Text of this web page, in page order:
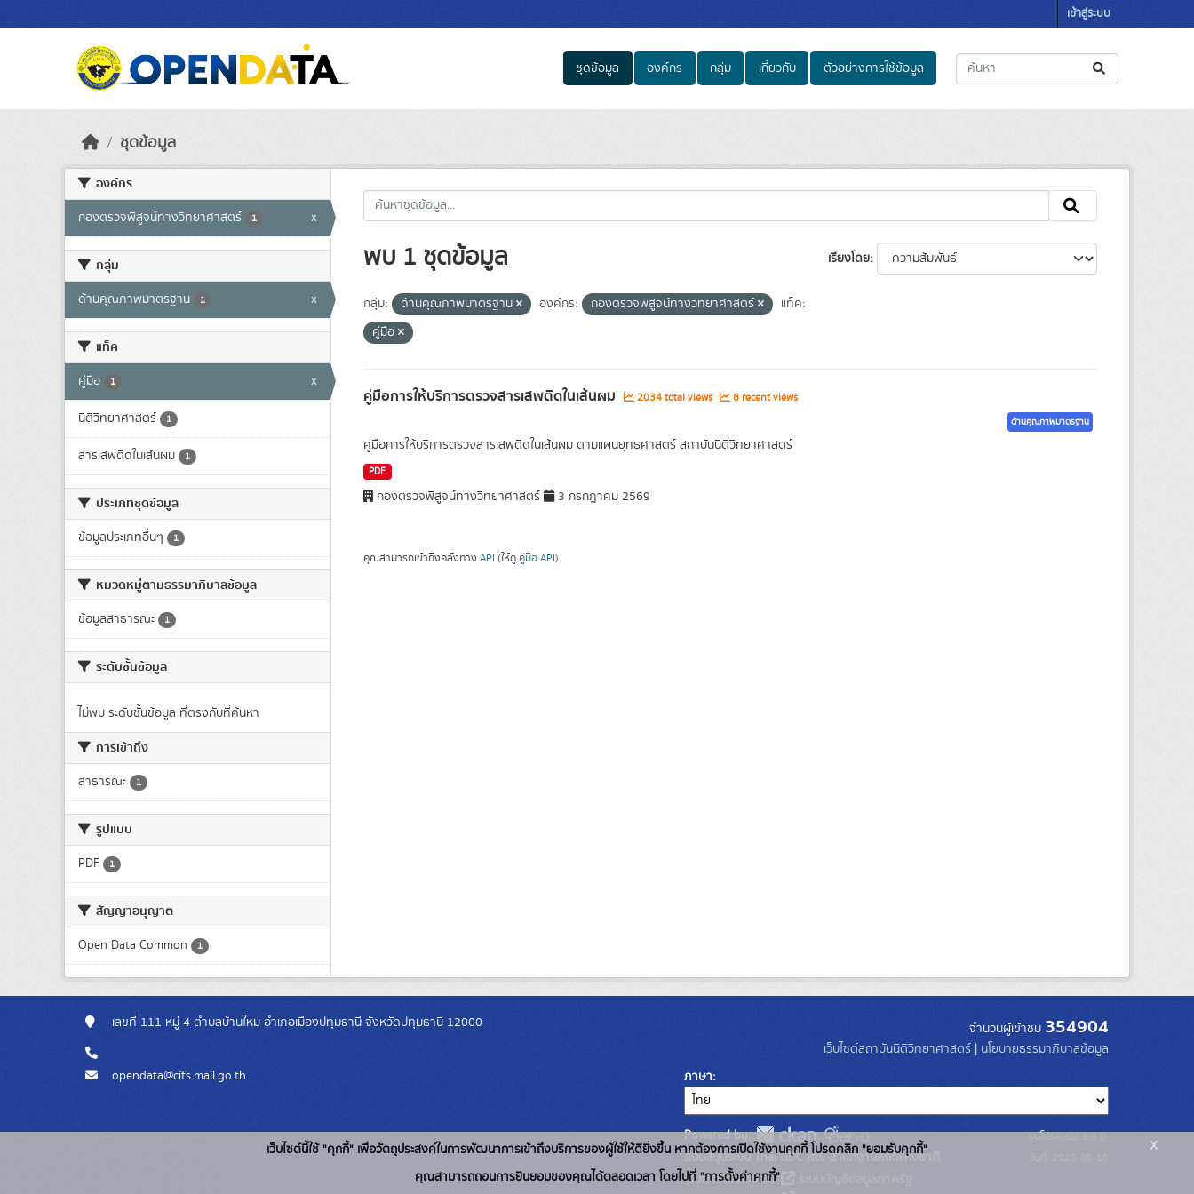
เข้าสู่ระบบ
ชุดข้อมูล องค์กร กลุ่ม เกี่ยวกับ ตัวอย่างการใช้ข้อมูล
ชุดข้อมูล
องค์กร
กองตรวจพิสูจน์ทางวิทยาศาสตร์ 1 x
กลุ่ม
ด้านคุณภาพมาตรฐาน 1 x
แท็ค
คู่มือ 1 x
นิติวิทยาศาสตร์ 1
สารเสพติดในเส้นผม 1
ประเภทชุดข้อมูล
ข้อมูลประเภทอื่นๆ 1
หมวดหมู่ตามธรรมาภิบาลข้อมูล
ข้อมูลสาธารณะ 1
ระดับชั้นข้อมูล
ไม่พบ ระดับชั้นข้อมูล ที่ตรงกับที่ค้นหา
การเข้าถึง
สาธารณะ 1
รูปแบบ
PDF 1
สัญญาอนุญาต
Open Data Common 1
เรียงโดย
พบ 1 ชุดข้อมูล
กลุ่ม: ด้านคุณภาพมาตรฐาน องค์กร: กองตรวจพิสูจน์ทางวิทยาศาสตร์
แท็ค:
คู่มือ
คู่มือการให้บริการตรวจสารเสพติดในเส้นผม 2034 total views 8 recent views
ด้านคุณภาพมาตรฐาน
คู่มือการให้บริการตรวจสารเสพติดในเส้นผม ตามแผนยุทธศาสตร์ สถาบันนิติวิทยาศาสตร์
PDF
กองตรวจพิสูจน์ทางวิทยาศาสตร์ 3 กรกฎาคม 2569
คุณสามารถเข้าถึงคลังทาง API (ให้ดู คู่มือ API).
เลขที่ 111 หมู่ 4 ตำบลบ้านใหม่ อำเภอเมืองปทุมธานี จังหวัดปทุมธานี 12000
opendata@cifs.mail.go.th
จำนวนผู้เข้าชม 354904
เว็บไซต์สถาบันนิติวิทยาศาสตร์ | นโยบายธรรมาภิบาลข้อมูล
ภาษา
Powered by:
สนับสนุนระบบ Thai-GDC โดย สำนักงานสถิติแห่งชาติ
เว็บไซต์ที่เกี่ยวข้อง:
รุ่นโปรแกรม: 3.0.0
เว็บไซต์นี้ใช้ "คุกกี้" เพื่อวัตถุประสงค์ในการพัฒนาการเข้าถึงบริการของผู้ใช้ให้ดียิ่งขึ้น หากต้องการเปิดใช้งานคุกกี้ โปรดคลิก "ยอมรับคุกกี้"
คุณสามารถถอนการยินยอมของคุณได้ตลอดเวลา โดยไปที่ "การตั้งค่าคุกกี้"
x